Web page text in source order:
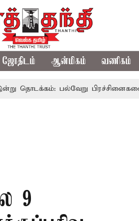
ஜோதிடம் ஆன்மிகம் வணிகம்
பல்வேறு பிரச்சினைகளை எழுப்ப
9